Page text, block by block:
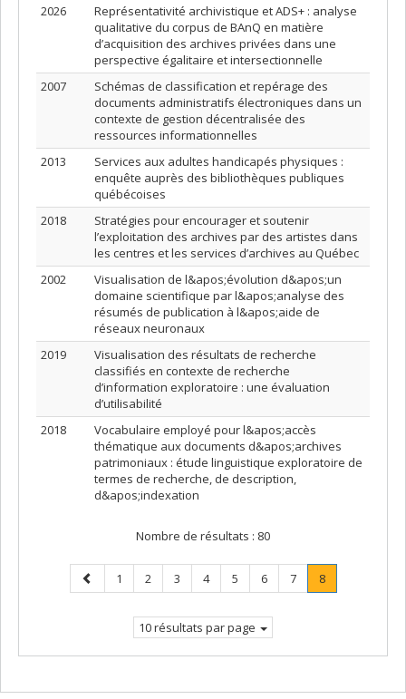
2026
Représentativité archivistique et ADS+ : analyse
qualitative du corpus de BAnQ en matière
d’acquisition des archives privées dans une
perspective égalitaire et intersectionnelle
2007
Schémas de classification et repérage des
documents administratifs électroniques dans un
contexte de gestion décentralisée des
ressources informationnelles
2013
Services aux adultes handicapés physiques :
enquête auprès des bibliothèques publiques
québécoises
2018
Stratégies pour encourager et soutenir
l’exploitation des archives par des artistes dans
les centres et les services d’archives au Québec
2002
Visualisation de l&apos;évolution d&apos;un
domaine scientifique par l&apos;analyse des
résumés de publication à l&apos;aide de
réseaux neuronaux
2019
Visualisation des résultats de recherche
classifiés en contexte de recherche
d’information exploratoire : une évaluation
d’utilisabilité
2018
Vocabulaire employé pour l&apos;accès
thématique aux documents d&apos;archives
patrimoniaux : étude linguistique exploratoire de
termes de recherche, de description,
d&apos;indexation
Nombre de résultats : 80
Page
précédente
Page
1 Page
2 Page
3 Page
4 Page
5 Page
6 Page
7 Page
8.
Page
10 résultats par page